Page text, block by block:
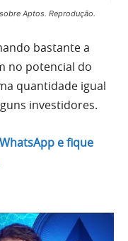
Aptos. Reprodução.
bastante a
no potencial do
quantidade igual
investidores.
e fique